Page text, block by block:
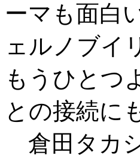
ーマも面白
ェルノブイ
もうひとつ
との接続に
倉田タカ